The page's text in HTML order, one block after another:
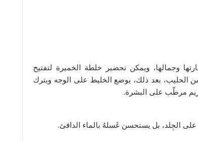
وجمالها، ويمكن تحضير خلطة الخميرة لتفتيح
كبيرةٍ من الحليب، بعد ذلك، يوضع الخليط على الوجه ويترك
الجِلد، بل يستحسن غَسلهُ بالماء الدافئ.